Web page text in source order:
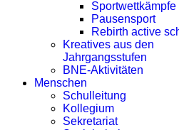
Sportwettkämpfe
Pausensport
Rebirth active
Kreatives aus den
Jahrgangsstufen
BNE-Aktivitäten
Menschen
Schulleitung
Kollegium
Sekretariat